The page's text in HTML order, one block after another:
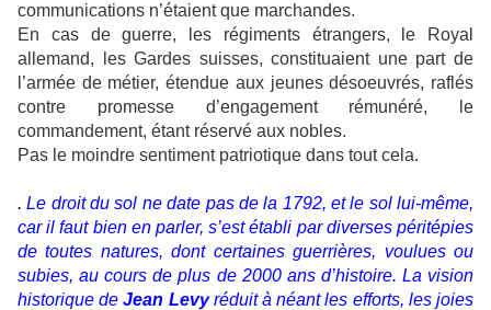
communications n’étaient que marchandes.
En cas de guerre, les régiments étrangers, le Royal
allemand, les Gardes suisses, constituaient une part de
l’armée de métier, étendue aux jeunes désoeuvrés, raflés
contre promesse d’engagement rémunéré, le
commandement, étant réservé aux nobles.
Pas le moindre sentiment patriotique dans tout cela.
. Le droit du sol ne date pas de la 1792, et le sol lui-même,
car il faut bien en parler, s’est établi par diverses péritépies
de toutes natures, dont certaines guerrières, voulues ou
subies, au cours de plus de 2000 ans d’histoire. La vision
historique deJean Levyréduit à néant les efforts, les joies